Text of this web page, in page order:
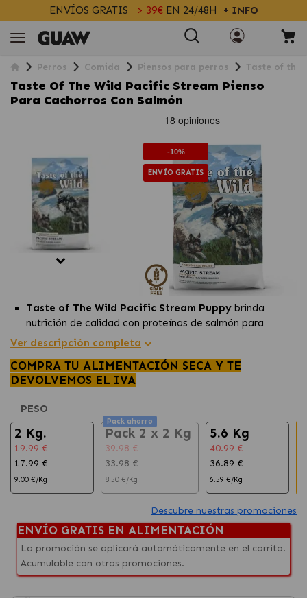
ENVÍOS GRATIS > 39€EN 24/48H + INFO
Perros Comida Piensos para perros Taste of the
Taste Of The Wild Pacific Stream Pienso
Para Cachorros Con Salmón
-10%
ENVÍO GRATIS
Taste of The Wild Pacific Stream Puppybrinda
nutrición de calidad con proteínas de salmón para
cachorros en crecimiento.
fórmula sin cereales y rica en antioxidantes
promueve un estilo de vida saludable para tu cachorro.
El sabor único del salmón y la variedad de ingredientes
cachorros.
Ver descripción completa
COMPRA TU ALIMENTACIÓN SECA Y TE
DEVOLVEMOS EL IVA
PESO
2 Kg.
19.99 €
17.99 €
9.00 €/Kg
Pack ahorro
Pack 2 x 2 Kg
39.98 €
33.98 €
8.50 €/Kg
5.6 Kg
40.99 €
36.89 €
6.59 €/Kg
Descubre nuestras promociones
ENVÍO GRATIS EN ALIMENTACIÓN
La promoción se aplicará automáticamente en el carrito.
Acumulable con otras promociones.